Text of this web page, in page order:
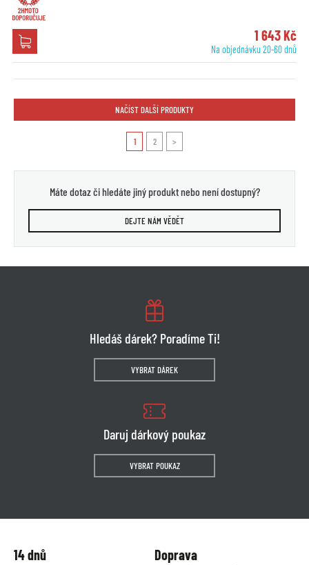
1 643 Kč
Na objednávku 20-60 dnů
NAČÍST DALŠÍ PRODUKTY
1 2 >
Máte dotaz či hledáte jiný produkt nebo není dostupný?
DEJTE NÁM VĚDĚT
Hledáš dárek? Poradíme Ti!
VYBRAT DÁREK
Daruj dárkový poukaz
VYBRAT POUKAZ
14 dnů Doprava